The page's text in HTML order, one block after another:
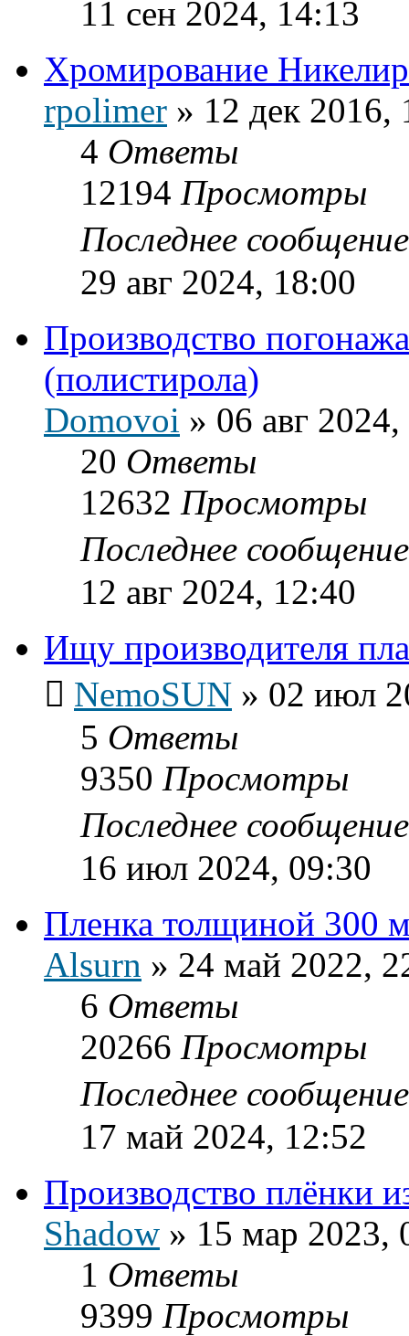
11 сен 2024, 14:13
Хромирование
rpolimer » 12 дек 2016,
4 Ответы
12194 Просмотры
Последнее
29 авг 2024, 18:00
Производство
(полистирола)
Domovoi » 06 авг
20 Ответы
12632 Просмотры
Последнее
12 авг 2024, 12:40
Ищу производителя
NemoSUN » 02 июл
5 Ответы
9350 Просмотры
Последнее
16 июл 2024, 09:30
Пленка толщиной 300
Alsurn » 24 май 2022,
6 Ответы
20266 Просмотры
Последнее
17 май 2024, 12:52
Производство плёнки
Shadow » 15 мар 2023,
1 Ответы
9399 Просмотры